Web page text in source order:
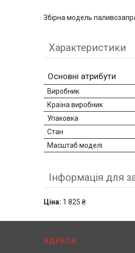
Збірна модель
Характеристики
Основні атрибути
Виробник
Країна виробник
Упаковка
Стан
Масштаб моделі
Інформація для
Ціна: 1 825 ₴